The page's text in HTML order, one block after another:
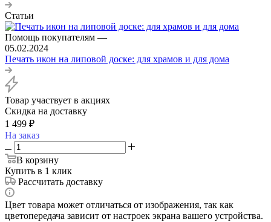
Статьи
Помощь покупателям —
05.02.2024
Печать икон на липовой доске: для храмов и для дома
Товар участвует в акциях
Скидка на доставку
1 499 ₽
На заказ
В корзину
Купить в 1 клик
Рассчитать доставку
Цвет товара может отличаться от изображения, так как
цветопередача зависит от настроек экрана вашего устройства.